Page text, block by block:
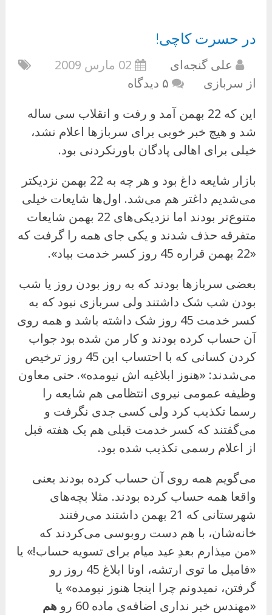
در حسرت کاچی!
علی گنجه‌ای
02 مارس 2009
از سربازی
۵ دیدگاه
این که 22 بهمن آمد و رفت و انقلاب سی ساله
شد و هیچ خبر خوبی برای سربازها اعلام نشد،
خیلی برای اهالی پادگان باورنکردنی بود.
بازار شایعه داغ بود و هر چه به 22 بهمن نزدیکتر
می‌شدیم داغتر هم می‌شد. اول‌ها شایعات خیلی
متنوع‌تر بودند اما نزدیکی‌های 22 بهمن شایعات
متفرقه حذف شدند و یکی جای همه را گرفت که
«22 بهمن قراره 45 روز کسر خدمت بیاد».
بعضی سربازها بودند که به روز بودن روز یا شب
بودن شب شک داشتند ولی سربازی نبود که به
کسر خدمت 45 روز شک داشته باشد و همه روی
آن حساب کرده بودند و کار من شده بود جواب
کردن کسانی که با احتساب این 45 روز ترخیص
می‌شدند: «هنوز ابلاغیه اش نیومده». حتی معاون
وظیفه عمومی نیروی انتظامی هم شایعه را
رسما تکذیب کرد ولی کسی جدی نگرفت و
می‌گفتند که کسر خدمت قبلی هم یک هفته قبل
از اعلام رسمی تکذیب شده بود.
می‌گویم همه روی آن حساب کرده بودند یعنی
واقعا همه حساب کرده بودند. مثلا بچه‌های
شهرستانی که 21 بهمن داشتند می‌رفتند
خانه‌شان، با هم دست روبوسی می‌کردند که
«من میذارم بعدِ عید میام برای تسویه حساب!» یا
«فامیل ما توی ارتشه، اونا ابلاغ 45 روز رو
گرفتن، نمیدونم چرا اینجا هنوز نیومده» یا
«مهندس خبر نداری اضافه‌ی ماده 60 رو
هم